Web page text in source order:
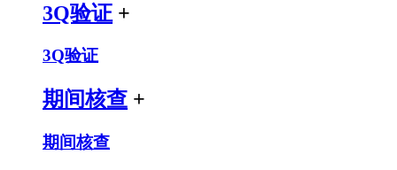
3Q验证 +
3Q验证
期间核查 +
期间核查